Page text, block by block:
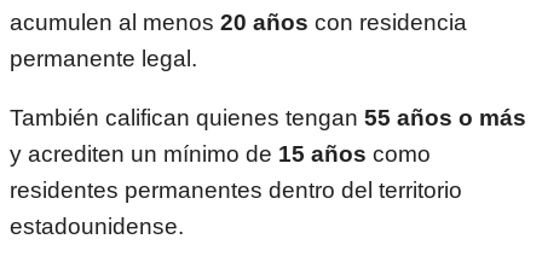
acumulen al menos 20 años con residencia
permanente legal.
También califican quienes tengan 55 años o más
y acrediten un mínimo de 15 años como
residentes permanentes dentro del territorio
estadounidense.